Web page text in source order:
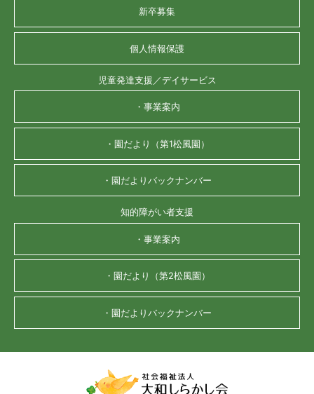
新卒募集
個人情報保護
児童発達支援／デイサービス
・事業案内
・園だより（第1松風園）
・園だよりバックナンバー
知的障がい者支援
・事業案内
・園だより（第2松風園）
・園だよりバックナンバー